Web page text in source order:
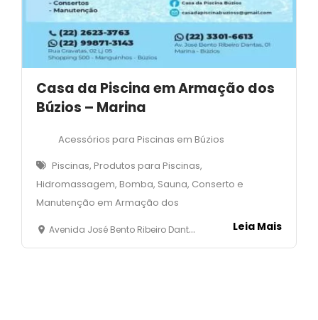
Casa da Piscina em Armação dos
Búzios – Marina
Acessórios para Piscinas em Búzios
Piscinas, Produtos para Piscinas,
Hidromassagem, Bomba, Sauna, Conserto e
Manutenção em Armação dos
Avenida José Bento Ribeiro Dantas, 01 - Marina - Armação dos Búzios - RJ Leia Mais